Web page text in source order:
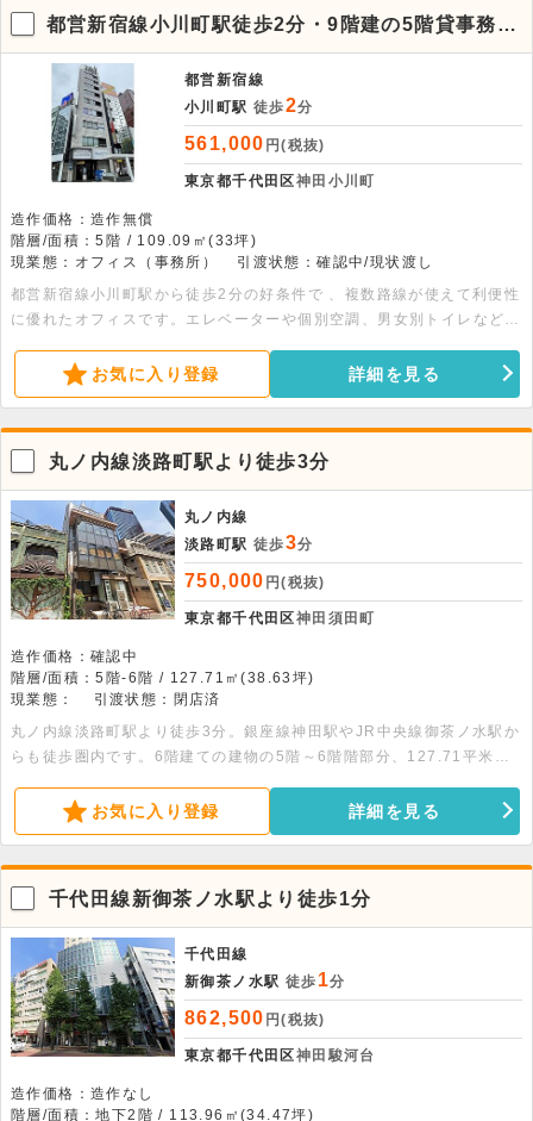
都営新宿線小川町駅徒歩2分・9階建の5階貸事務所
ビル
都営新宿線
小川町駅 徒歩2分
561,000 円(税抜)
東京都千代田区神田小川町
造作価格：造作無償
階層/面積：5階 / 109.09㎡(33坪)
現業態：オフィス（事務所）
引渡状態：確認中/現状渡し
都営新宿線小川町駅から徒歩2分の好条件で 、複数路線が使えて利便性
に優れたオフィスです。エレベーターや個別空調、男女別トイレなどの
おすすめです。お早めにお問い合わせください。
お気に入り登録 詳細を見る
丸ノ内線淡路町駅より徒歩3分
丸ノ内線
淡路町駅 徒歩3分
750,000 円(税抜)
東京都千代田区神田須田町
造作価格：確認中
階層/面積：5階-6階 / 127.71㎡(38.63坪)
現業態：
引渡状態：閉店済
丸ノ内線淡路町駅より徒歩3分。銀座線神田駅やJR中央線御茶ノ水駅か
らも徒歩圏内です。6階建ての建物の5階～6階階部分、127.71平米の
アです。
お気に入り登録 詳細を見る
千代田線新御茶ノ水駅より徒歩1分
千代田線
新御茶ノ水駅 徒歩 1分
862,500 円(税抜)
東京都千代田区神田駿河台
造作価格：造作なし
階層/面積：地下2階 / 113.96㎡(34.47坪)